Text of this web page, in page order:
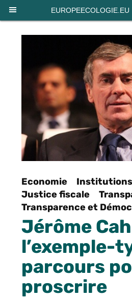
EUROPEECOLOGIE.EU
Economie
Justice fiscale
Transparence et
Jérôme
l’exemple-
parcours
proscrire